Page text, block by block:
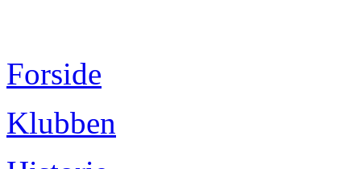
Forside
Klubben